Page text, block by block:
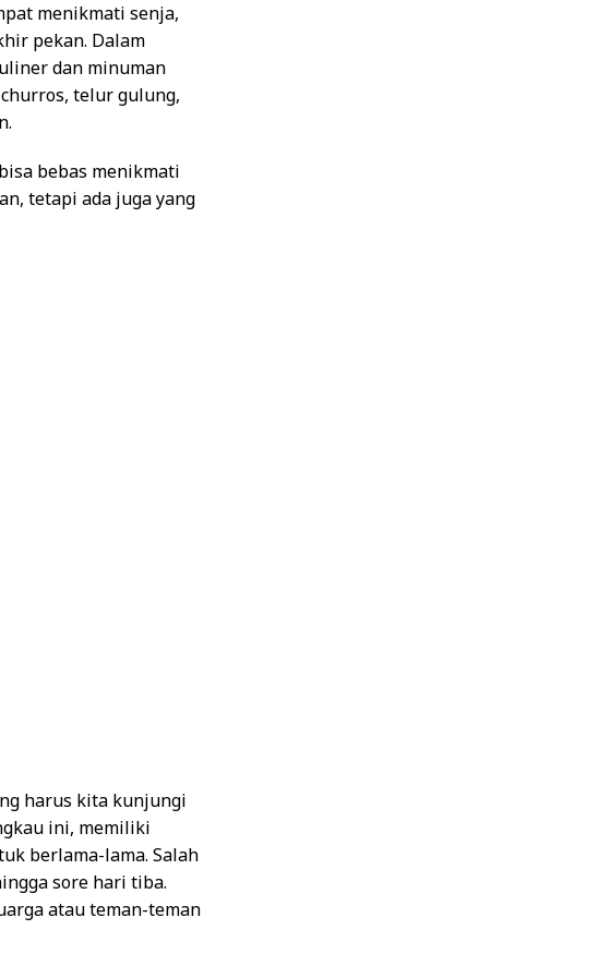
menikmati senja,
pekan. Dalam
dan minuman
telur gulung,
bebas menikmati
tetapi ada juga yang
harus kita kunjungi
ini, memiliki
berlama-lama. Salah
sore hari tiba.
atau teman-teman